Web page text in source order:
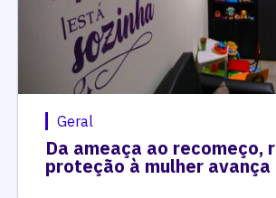
Geral
Da ameaça ao recomeço,
proteção à mulher avança